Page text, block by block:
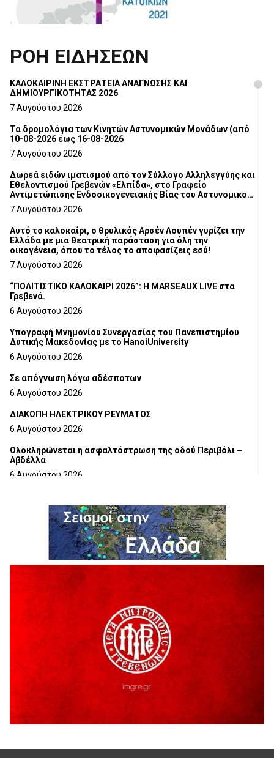
ΡΟΗ ΕΙΔΗΣΕΩΝ
ΚΑΛΟΚΑΙΡΙΝΗ ΕΚΣΤΡΑΤΕΙΑ ΑΝΑΓΝΩΣΗΣ ΚΑΙ
ΔΗΜΙΟΥΡΓΙΚΟΤΗΤΑΣ 2026
7 Αυγούστου 2026
Τα δρομολόγια των Κινητών Αστυνομικών Μονάδων (από
10-08-2026 έως 16-08-2026
7 Αυγούστου 2026
Δωρεά ειδών ιματισμού από τον Σύλλογο Αλληλεγγύης και
Εθελοντισμού Γρεβενών «Ελπίδα», στο Γραφείο
Αντιμετώπισης Ενδοοικογενειακής Βίας του Αστυνομικού
Τμήματος Γρεβενών
7 Αυγούστου 2026
Αυτό το καλοκαίρι, ο θρυλικός Αρσέν Λουπέν γυρίζει την
Ελλάδα με μια θεατρική παράσταση για όλη την
οικογένεια, όπου το τέλος το αποφασίζεις εσύ!
7 Αυγούστου 2026
“ΠΟΛΙΤΙΣΤΙΚΟ ΚΑΛΟΚΑΙΡΙ 2026”: Η MARSEAUX LIVE στα
Γρεβενά.
6 Αυγούστου 2026
Υπογραφή Μνημονίου Συνεργασίας του Πανεπιστημίου
Δυτικής Μακεδονίας με το HanoiUniversity
6 Αυγούστου 2026
Σε απόγνωση λόγω αδέσποτων
6 Αυγούστου 2026
ΔΙΑΚΟΠΗ ΗΛΕΚΤΡΙΚΟΥ ΡΕΥΜΑΤΟΣ
6 Αυγούστου 2026
Ολοκληρώνεται η ασφαλτόστρωση της οδού Περιβόλι –
Αβδέλλα
6 Αυγούστου 2026
5 Αυγούστου 2026
Ο ΑΝΔΡΕΑΣ ΑΣΛΑΝΙΔΗΣ ΣΥΝΕΧΙΖΕΙ ΣΤΟΝ ΠΡΩΤΕΑ
ΓΡΕΒΕΝΩΝ
5 Αυγούστου 2026
Ευχαριστήριο Εκπολιτιστικού Συλλόγου Ταξιάρχη προς κ.
Παρασχάκη Αθανάσιο
Διακοπή υδροδότησης του Α΄ κλάδου ύδρευσης
5 Αυγούστου 2026
Η Marseaux στα Γρεβενά για μια μοναδική συναυλία
Θερινό Σινεμά στο πλαίσιο του «Πολιτιστικού
Καλοκαιριού 2026» με την βραβευμένη ταινία «Μικρές
Ανάσες».
Γρεβενά: Συνελήφθη 18χρονος αλλοδαπός, για κλοπή